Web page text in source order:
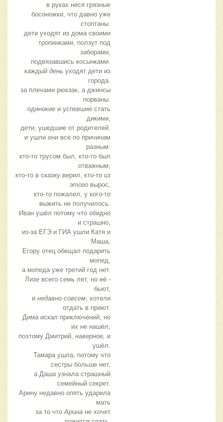
в руках неся грязные
босоножки, что давно уже
стоптаны.
дети уходят из дома своими
тропинками, ползут под
заборами,
подвязавшись косынками.
каждый день уходят дети из
города.
за плечами рюкзак, а джинсы
порваны.
одинокие и успевшие стать
дикими,
дети, ушедшие от родителей.
и ушли они все по причинам
разным.
кто-то трусом был, кто-то был
отважным,
кто-то в сказку верил, кто-то из
этого вырос,
кто-то пожалел, у кого-то
выжить не получилось.
Иван ушёл потому что обидно
и страшно,
из-за ЕГЭ и ГИА ушли Катя и
Маша,
Егору отец обещал подарить
мопед,
а мопеда уже третий год нет.
Лизе всего семь лет, но её -
бьют,
и недавно совсем , хотели
отдать в приют.
Дима искал приключений, но
их не нашёл,
поэтому Дмитрий, наверное, и
ушёл.
Тамара ушла, потому что
сестры больше нет,
а Даша узнала страшный
семейный секрет.
Арину недавно опять ударила
мать
за то что Арина не хочет